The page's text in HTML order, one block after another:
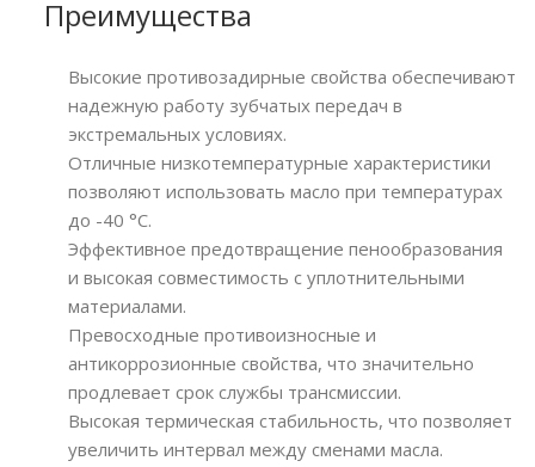
Преимущества
Высокие противозадирные свойства обеспечивают
надежную работу зубчатых передач в
экстремальных условиях.
Отличные низкотемпературные характеристики
позволяют использовать масло при температурах
до -40 °С.
Эффективное предотвращение пенообразования
и высокая совместимость с уплотнительными
материалами.
Превосходные противоизносные и
антикоррозионные свойства, что значительно
продлевает срок службы трансмиссии.
Высокая термическая стабильность, что позволяет
увеличить интервал между сменами масла.